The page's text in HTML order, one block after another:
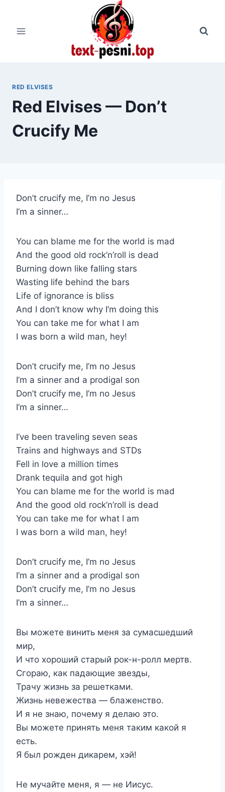
содержимому
RED ELVISES
Red Elvises — Don’t
Crucify Me
Don’t crucify me, I’m no Jesus
I’m a sinner…
You can blame me for the world is mad
And the good old rock’n’roll is dead
Burning down like falling stars
Wasting life behind the bars
Life of ignorance is bliss
And I don’t know why I’m doing this
You can take me for what I am
I was born a wild man, hey!
Don’t crucify me, I’m no Jesus
I’m a sinner and a prodigal son
Don’t crucify me, I’m no Jesus
I’m a sinner…
I’ve been traveling seven seas
Trains and highways and STDs
Fell in love a million times
Drank tequila and got high
You can blame me for the world is mad
And the good old rock’n’roll is dead
You can take me for what I am
I was born a wild man, hey!
Don’t crucify me, I’m no Jesus
I’m a sinner and a prodigal son
Don’t crucify me, I’m no Jesus
I’m a sinner…
Вы можете винить меня за сумасшедший
мир,
И что хороший старый рок-н-ролл мертв.
Сгораю, как падающие звезды,
Трачу жизнь за решетками.
Жизнь невежества — блаженство.
И я не знаю, почему я делаю это.
Вы можете принять меня таким какой я
есть.
Я был рожден дикарем, хэй!
Не мучайте меня, я — не Иисус.